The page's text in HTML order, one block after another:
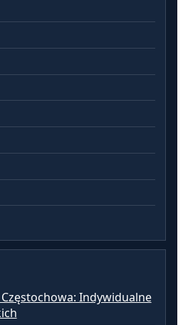
Indywidualne